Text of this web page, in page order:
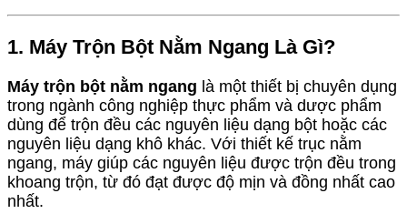
1. Máy Trộn Bột Nằm Ngang Là Gì?
Máy trộn bột nằm ngang là một thiết bị chuyên dụng
trong ngành công nghiệp thực phẩm và dược phẩm
dùng để trộn đều các nguyên liệu dạng bột hoặc các
nguyên liệu dạng khô khác. Với thiết kế trục nằm
ngang, máy giúp các nguyên liệu được trộn đều trong
khoang trộn, từ đó đạt được độ mịn và đồng nhất cao
nhất.